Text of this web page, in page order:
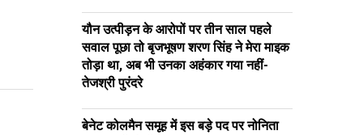
यौन उत्पीड़न के आरोपों पर तीन साल पहले
सवाल पूछा तो बृजभूषण शरण सिंह ने मेरा माइक
तोड़ा था, अब भी उनका अहंकार गया नहीं-
तेजश्री पुरंदरे
बेनेट कोलमैन समूह में इस बड़े पद पर नोनिता